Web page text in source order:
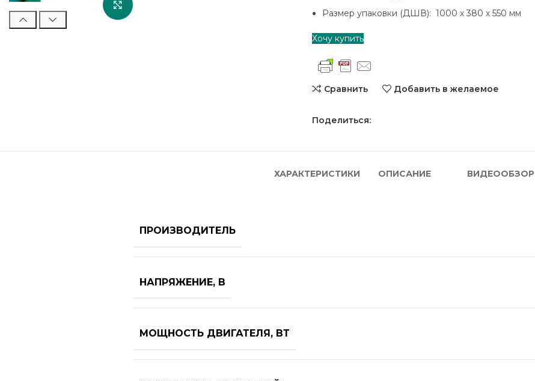
Размер упаковки (ДШВ): 1000 х 380 х 550 мм
Хочу купить
Сравнить Добавить в желаемое
Поделиться:
ХАРАКТЕРИСТИКИ ОПИСАНИЕ ВИДЕООБЗОР
ПРОИЗВОДИТЕЛЬ
НАПРЯЖЕНИЕ, В
МОЩНОСТЬ ДВИГАТЕЛЯ, ВТ